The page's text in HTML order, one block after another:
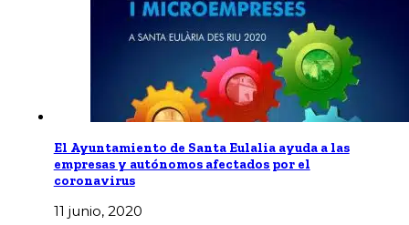
El Ayuntamiento de Santa Eulalia ayuda a las
empresas y autónomos afectados por el
coronavirus
11 junio, 2020